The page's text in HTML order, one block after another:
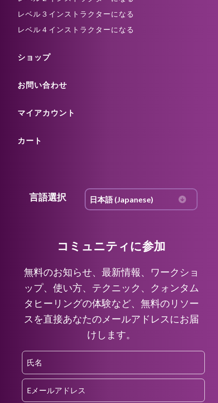
レベル３インストラクターになる
レベル４インストラクターになる
ショップ
お問い合わせ
マイアカウント
カート
言語選択
コミュニティに参加
無料のお知らせ、最新情報、ワークショ
ップ、使い方、テクニック、クォンタム
タヒーリングの体験など、無料のリソー
スを直接あなたのメールアドレスにお届
けします。